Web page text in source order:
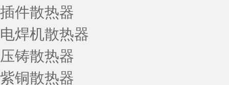
插件散热器
电焊机散热器
压铸散热器
紫铜散热器